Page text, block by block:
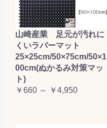
山崎産業 足元が汚れに
くいラバーマット
25×25cm/50×75cm/50×1
00cm(ぬかるみ対策マッ
ト)
￥660 ～ ￥4,950